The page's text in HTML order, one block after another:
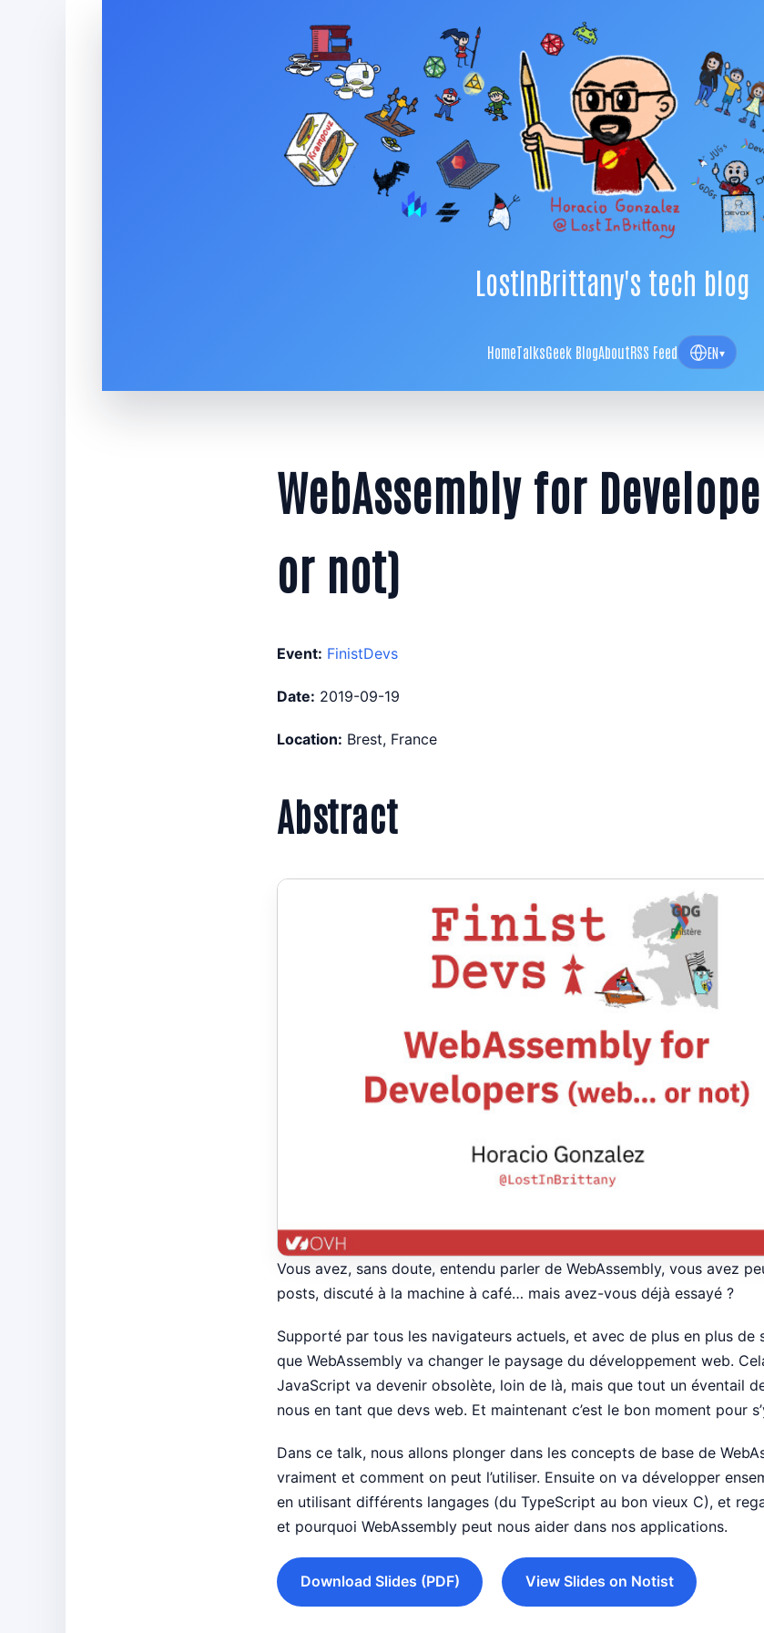
LostInBrittany's tech blog
HomeTalksGeek BlogAboutRSS Feed EN▾
WebAssembly for
or not)
Event: FinistDevs
Date: 2019-09-19
Location: Brest, France
Abstract
Vous avez, sans doute, entendu parler de WebAssembly, vous avez
posts, discuté à la machine à café… mais avez-vous déjà essayé ?
Supporté par tous les navigateurs actuels, et avec de plus en plus de
que WebAssembly va changer le paysage du développement web.
JavaScript va devenir obsolète, loin de là, mais que tout un éventail
nous en tant que devs web. Et maintenant c’est le bon moment pour
Dans ce talk, nous allons plonger dans les concepts de base de
vraiment et comment on peut l’utiliser. Ensuite on va développer
en utilisant différents langages (du TypeScript au bon vieux C), et
et pourquoi WebAssembly peut nous aider dans nos applications.
Download Slides (PDF) View Slides on Notist